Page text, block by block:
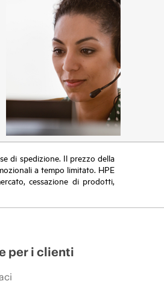
di spedizione. Il prezzo della
a tempo limitato. HPE
cessazione di prodotti,
per i clienti